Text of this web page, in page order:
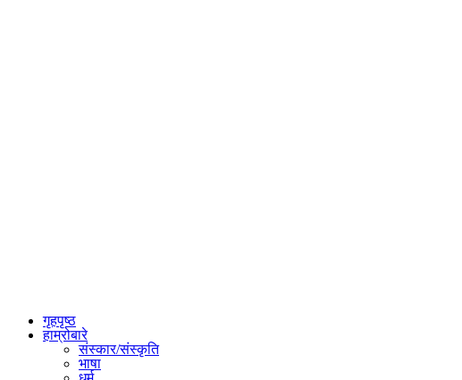
गृहपृष्ठ
हाम्रोबारे
संस्कार/संस्कृति
भाषा